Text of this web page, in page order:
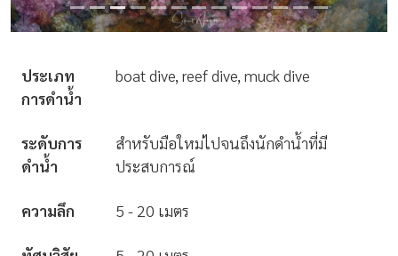
ประเภท
การดำน้ำ
boat dive, reef dive, muck dive
ระดับการ
ดำน้ำ
สำหรับมือใหม่ไปจนถึงนักดำน้ำที่มี
ประสบการณ์
ความลึก 5 - 20 เมตร